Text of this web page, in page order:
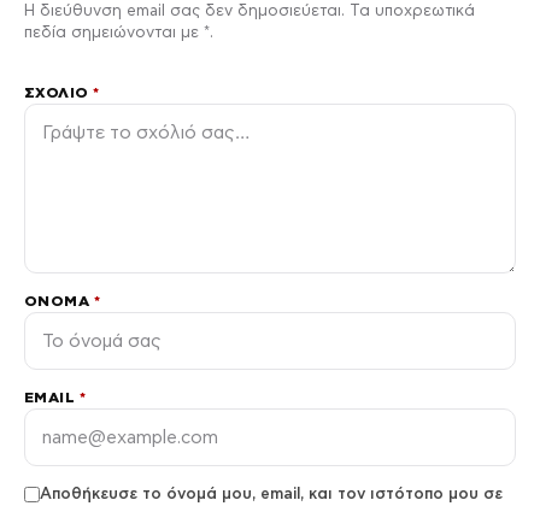
Η διεύθυνση email σας δεν δημοσιεύεται. Τα υποχρεωτικά
πεδία σημειώνονται με *.
ΣΧΌΛΙΟ*
ΌΝΟΜΑ *
EMAIL *
Αποθήκευσε το όνομά μου, email, και τον ιστότοπο μου σε